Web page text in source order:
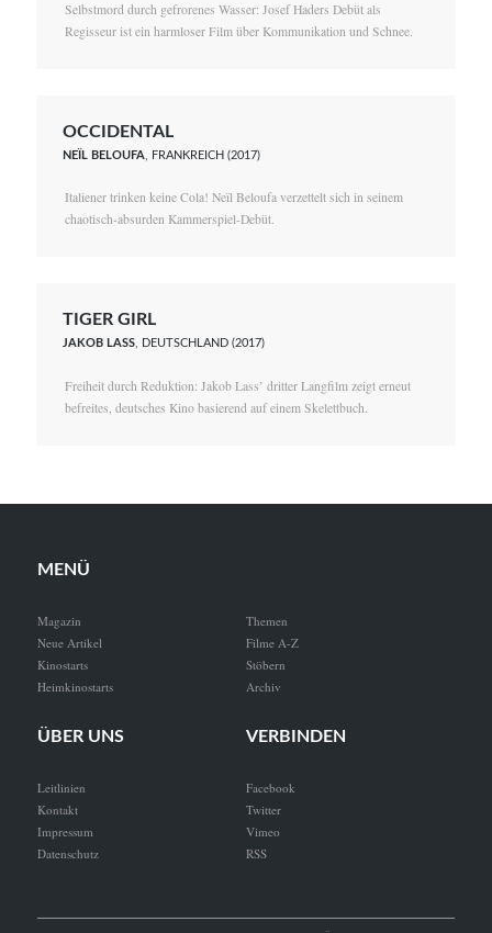
Selbstmord durch gefrorenes Wasser: Josef Haders Debüt als
Regisseur ist ein harmloser Film über Kommunikation und Schnee.
OCCIDENTAL
NEÏL BELOUFA , FRANKREICH (2017)
Italiener trinken keine Cola! Neïl Beloufa verzettelt sich in seinem
chaotisch-absurden Kammerspiel-Debüt.
TIGER GIRL
JAKOB LASS, DEUTSCHLAND (2017)
Freiheit durch Reduktion: Jakob Lass’ dritter Langfilm zeigt erneut
befreites, deutsches Kino basierend auf einem Skelettbuch.
MENÜ
Magazin
Neue Artikel
Kinostarts
Heimkinostarts
Themen
Filme A-Z
Stöbern
Archiv
ÜBER UNS
Leitlinien
Kontakt
Impressum
Datenschutz
VERBINDEN
Facebook
Twitter
Vimeo
RSS